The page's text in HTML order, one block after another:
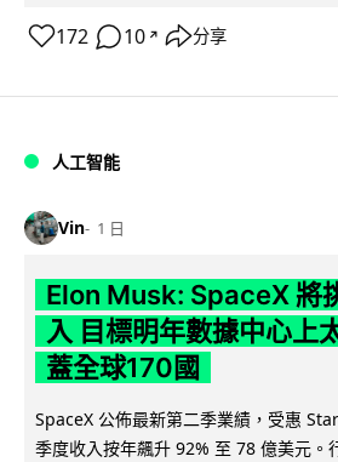
172 10 ↗ 分享
人工智能
Vin 1 日
Elon Musk: SpaceX 將
入 目標明年數據中心上
蓋全球170國
SpaceX 公佈最新第二季業績，受惠
季度收入按年飆升 92% 至 78 億美元。